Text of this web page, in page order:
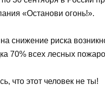
«Останови огонь!».
снижение риска
70% всех лесных
что этот человек не ты!